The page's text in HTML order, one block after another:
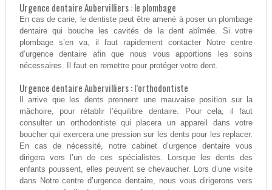
Urgence dentaire Aubervilliers : le plombage
En cas de carie, le dentiste peut être amené à poser un plombage
dentaire qui bouche les cavités de la dent abîmée. Si votre
plombage s’en va, il faut rapidement contacter Notre centre
d’urgence dentaire afin que nous vous apportions les soins
nécessaires. Il faut en remettre pour protéger votre dent.
Urgence dentaire Aubervilliers : l’orthodontiste
Il arrive que les dents prennent une mauvaise position sur la
mâchoire, pour rétablir l’équilibre dentaire. Pour cela, il faut
consulter un orthodontiste qui placera un appareil dans votre
boucher qui exercera une pression sur les dents pour les replacer.
En cas de nécessité, notre cabinet d’urgence dentaire vous
dirigera vers l’un de ces spécialistes. Lorsque les dents des
enfants poussent, elles peuvent se chevaucher. Lors d’une visite
dans Notre centre d’urgence dentaire, nous vous dirigerons vers